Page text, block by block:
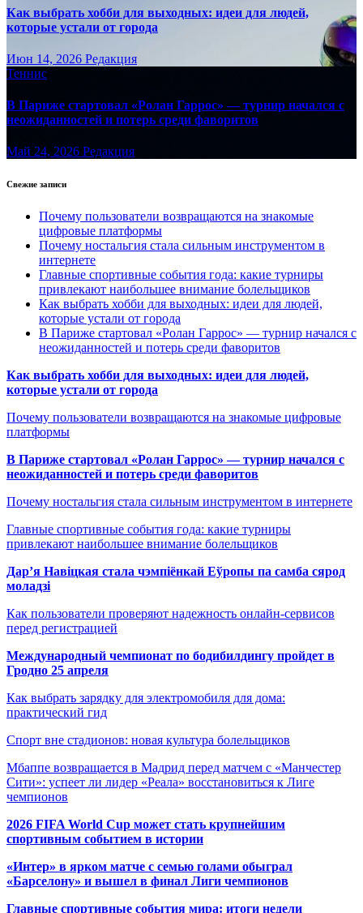
Как выбрать хобби для выходных: идеи для людей,
которые устали от города
Июн 14, 2026 Редакция
Теннис
В Париже стартовал «Ролан Гаррос» — турнир начался с
неожиданностей и потерь среди фаворитов
Май 24, 2026 Редакция
Свежие записи
Почему пользователи возвращаются на знакомые
цифровые платформы
Почему ностальгия стала сильным инструментом в
интернете
Главные спортивные события года: какие турниры
привлекают наибольшее внимание болельщиков
Как выбрать хобби для выходных: идеи для людей,
которые устали от города
В Париже стартовал «Ролан Гаррос» — турнир начался с
неожиданностей и потерь среди фаворитов
Как выбрать хобби для выходных: идеи для людей,
которые устали от города
Почему пользователи возвращаются на знакомые цифровые
платформы
В Париже стартовал «Ролан Гаррос» — турнир начался с
неожиданностей и потерь среди фаворитов
Почему ностальгия стала сильным инструментом в интернете
Главные спортивные события года: какие турниры
привлекают наибольшее внимание болельщиков
Дар’я Навіцкая стала чэмпіёнкай Еўропы па самба сярод
моладзі
Как пользователи проверяют надежность онлайн-сервисов
перед регистрацией
Международный чемпионат по бодибилдингу пройдет в
Гродно 25 апреля
Как выбрать зарядку для электромобиля для дома:
практический гид
Спорт вне стадионов: новая культура болельщиков
Мбаппе возвращается в Мадрид перед матчем с «Манчестер
Сити»: успеет ли лидер «Реала» восстановиться к Лиге
чемпионов
2026 FIFA World Cup может стать крупнейшим
спортивным событием в истории
«Интер» в ярком матче с семью голами обыграл
«Барселону» и вышел в финал Лиги чемпионов
Главные спортивные события мира: итоги недели